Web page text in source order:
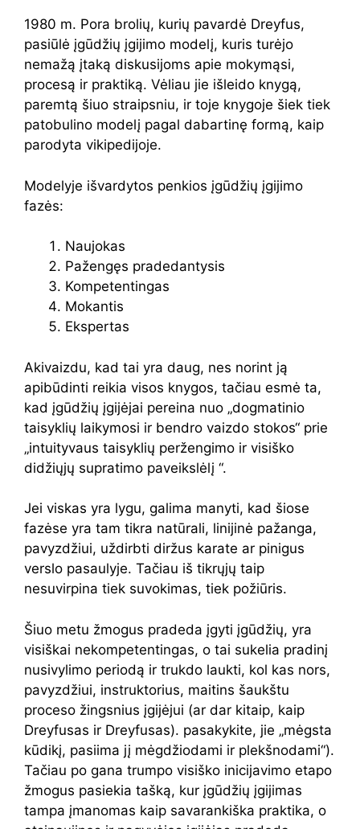
1980 m. Pora brolių, kurių pavardė Dreyfus,
pasiūlė įgūdžių įgijimo modelį, kuris turėjo
nemažą įtaką diskusijoms apie mokymąsi,
procesą ir praktiką. Vėliau jie išleido knygą,
paremtą šiuo straipsniu, ir toje knygoje šiek tiek
patobulino modelį pagal dabartinę formą, kaip
parodyta vikipedijoje.
Modelyje išvardytos penkios įgūdžių įgijimo
fazės:
Naujokas
Pažengęs pradedantysis
Kompetentingas
Mokantis
Ekspertas
Akivaizdu, kad tai yra daug, nes norint ją
apibūdinti reikia visos knygos, tačiau esmė ta,
kad įgūdžių įgijėjai pereina nuo „dogmatinio
taisyklių laikymosi ir bendro vaizdo stokos“ prie
„intuityvaus taisyklių peržengimo ir visiško
didžiųjų supratimo paveikslėlį “.
Jei viskas yra lygu, galima manyti, kad šiose
fazėse yra tam tikra natūrali, linijinė pažanga,
pavyzdžiui, uždirbti diržus karate ar pinigus
verslo pasaulyje. Tačiau iš tikrųjų taip
nesuvirpina tiek suvokimas, tiek požiūris.
Šiuo metu žmogus pradeda įgyti įgūdžių, yra
visiškai nekompetentingas, o tai sukelia pradinį
nusivylimo periodą ir trukdo laukti, kol kas nors,
pavyzdžiui, instruktorius, maitins šaukštu
proceso žingsnius įgijėjui (ar dar kitaip, kaip
Dreyfusas ir Dreyfusas). pasakykite, jie „mėgsta
kūdikį, pasiima jį mėgdžiodami ir plekšnodami“).
Tačiau po gana trumpo visiško inicijavimo etapo
žmogus pasiekia tašką, kur įgūdžių įgijimas
tampa įmanomas kaip savarankiška praktika, o